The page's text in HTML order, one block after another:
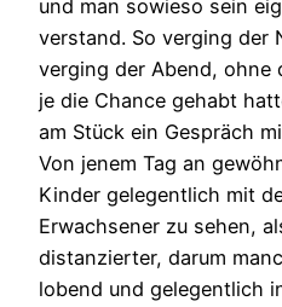
und man sowieso sein
verstand. So verging der
verging der Abend, ohne
je die Chance gehabt
am Stück ein Gespräch
Von jenem Tag an
Kinder gelegentlich mit
Erwachsener zu sehen,
distanzierter, darum
lobend und gelegentlich